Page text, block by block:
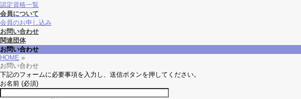
飛
ば
す
認定資格一覧
会員について
会員のお申し込み
お問い合わせ
関連団体
お問い合わせ
HOME »
お問い合わせ
下記のフォームに必要事項を入力し、送信ボタンを押してください。
お名前 (必須)